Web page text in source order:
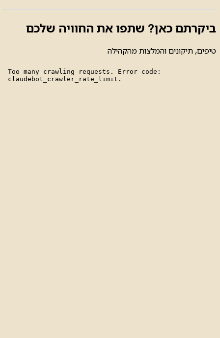
ביקרתם כאן? שתפו את החוויה שלכם
טיפים, תיקונים והמלצות מהקהילה